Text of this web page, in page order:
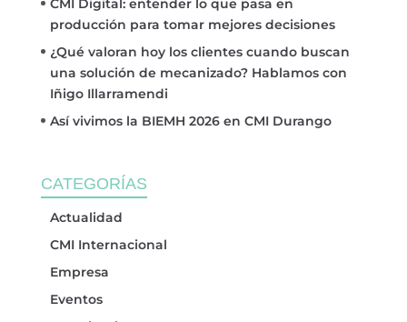
CMI Digital: entender lo que pasa en
producción para tomar mejores decisiones
¿Qué valoran hoy los clientes cuando buscan
una solución de mecanizado? Hablamos con
Iñigo Illarramendi
Así vivimos la BIEMH 2026 en CMI Durango
CATEGORÍAS
Actualidad
CMI Internacional
Empresa
Eventos